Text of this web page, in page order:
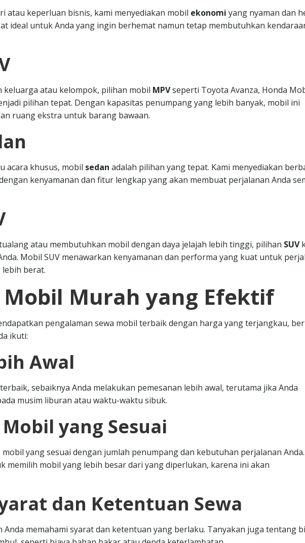
atau keperluan bisnis, kami menyediakan mobil ekonomi yang nyaman dan
ideal untuk Anda yang ingin berhemat namun tetap membutuhkan
keluarga atau kelompok, pilihan mobil MPVseperti Toyota Avanza, Honda
pilihan tepat. Dengan kapasitas penumpang yang lebih banyak, mobil ini
ruang ekstra untuk barang bawaan.
acara khusus, mobil sedan adalah pilihan yang tepat. Kami menyediakan
kenyamanan dan fitur lengkap yang akan membuat perjalanan Anda
atau membutuhkan mobil dengan daya jelajah lebih tinggi, pilihan SUV
Mobil SUV menawarkan kenyamanan dan performa yang kuat untuk
lebih berat.
Mobil Murah yang Efektif
pengalaman sewa mobil terbaik dengan harga yang terjangkau,
ikuti:
Awal
sebaiknya Anda melakukan pemesanan lebih awal, terutama jika Anda
musim liburan atau waktu-waktu sibuk.
yang Sesuai
yang sesuai dengan jumlah penumpang dan kebutuhan perjalanan Anda.
memilih mobil yang lebih besar dari yang diperlukan, karena ini akan
dan Ketentuan Sewa
Anda memahami syarat dan ketentuan yang berlaku. Tanyakan juga tentang